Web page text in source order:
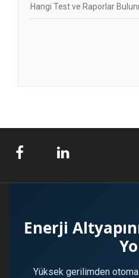
Hangi Test ve Raporlar
Enerji
Yüksek gerilimden